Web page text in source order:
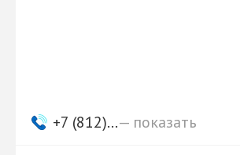
+7 (812)...— показать